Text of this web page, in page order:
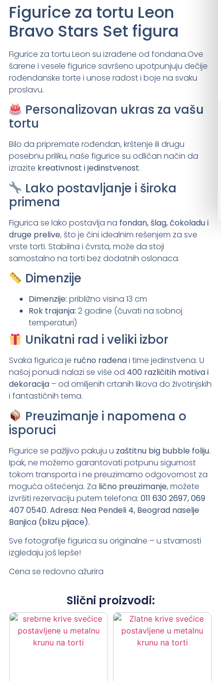
Figurice za tortu Leon
Bravo Stars Set figura
Figurice za tortu Leon su izrađene od fondana.Ove
šarene i vesele figurice savršeno upotpunjuju dečije
rođendanske torte i unose radost i boje na svaku
proslavu.
Personalizovan ukras za vašu
tortu
Bilo da pripremate rođendan, krštenje ili drugu
posebnu priliku, naše figurice su odličan način da
izrazite kreativnost i jedinstvenost.
Lako postavljanje i široka
primena
Figurica se lako postavlja na fondan, šlag, čokoladu i
druge prelive, što je čini idealnim rešenjem za sve
vrste torti. Stabilna i čvrsta, može da stoji
samostalno na torti bez dodatnih oslonaca.
Dimenzije
Dimenzije: približno visina 13 cm
Rok trajanja: 2 godine (čuvati na sobnoj
temperaturi)
Unikatni rad i veliki izbor
Svaka figurica je ručno rađenai time jedinstvena. U
našoj ponudi nalazi se više od 400 različitih motiva i
dekoracija– od omiljenih crtanih likova do životinjskih
i fantastičnih tema.
Preuzimanje i napomena o
isporuci
Figurice se pažljivo pakuju u zaštitnu big bubble foliju.
Ipak, ne možemo garantovati potpunu sigurnost
tokom transporta i ne preuzimamo odgovornost za
moguća oštećenja. Za lično preuzimanje, možete
izvršiti rezervaciju putem telefona: 011 630 2697, 069
407 0540. Adresa: Nea Pendeli 4, Beograd naselje
Banjica (blizu pijace).
Sve fotografije figurica su originalne – u stvarnosti
izgledaju još lepše!
Cena se redovno ažurira
Slični proizvodi: